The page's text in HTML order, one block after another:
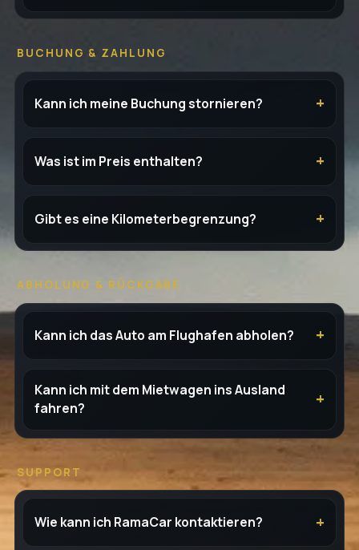
BUCHUNG & ZAHLUNG
Kann ich meine Buchung stornieren?
Was ist im Preis enthalten?
Gibt es eine Kilometerbegrenzung?
ABHOLUNG & RÜCKGABE
Kann ich das Auto am Flughafen abholen?
Kann ich mit dem Mietwagen ins Ausland
fahren?
SUPPORT
Wie kann ich RamaCar kontaktieren?